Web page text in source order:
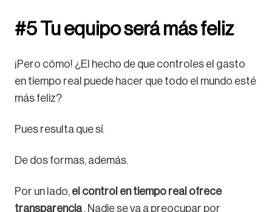
#5 Tu equipo será más feliz
¡Pero cómo! ¿El hecho de que controles el gasto
en tiempo real puede hacer que todo el mundo esté
más feliz?
Pues resulta que sí.
De dos formas, además.
Por un lado, el control en tiempo real ofrece
transparencia. Nadie se va a preocupar por